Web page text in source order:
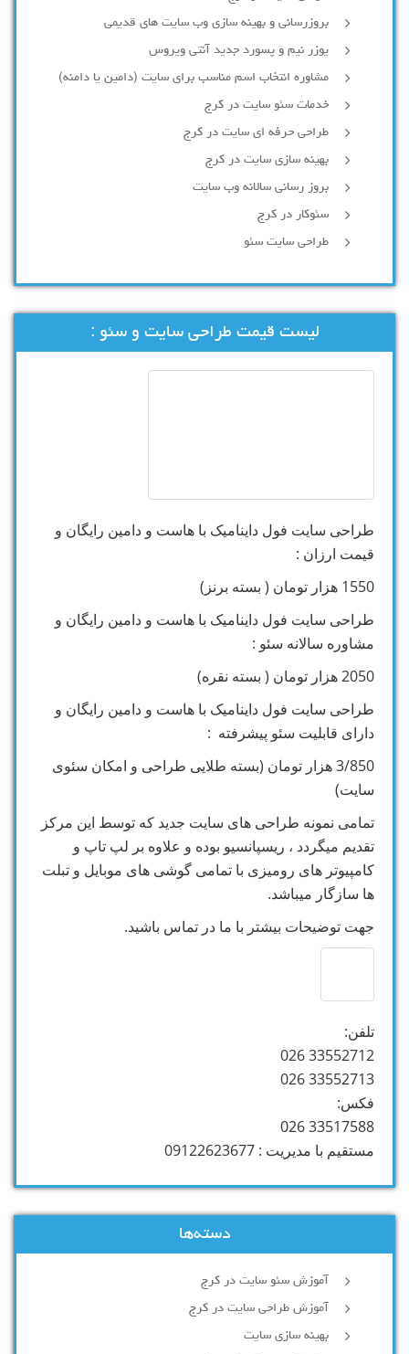
بروزرسانی و بهینه سازی وب سایت های قدیمی
یوزر نیم و پسورد جدید آنتی ویروس
مشاوره انتخاب اسم مناسب برای سایت (دامین یا دامنه)
خدمات سئو سایت در کرج
طراحی حرفه ای سایت در کرج
بهینه سازی سایت در کرج
بروز رسانی سالانه وب سایت
سئوکار در کرج
طراحی سایت سئو
لیست قیمت طراحی سایت و سئو :
طراحی سایت فول داینامیک با هاست و دامین رایگان و
قیمت ارزان :
1550 هزار تومان ( بسته برنز)
طراحی سایت فول داینامیک با هاست و دامین رایگان و
مشاوره سالانه سئو :
2050 هزار تومان ( بسته نقره)
طراحی سایت فول داینامیک با هاست و دامین رایگان و
دارای قابلیت سئو پیشرفته :
3/850 هزار تومان (بسته طلایی طراحی و امکان سئوی
سایت)
تمامی نمونه طراحی های سایت جدید که توسط این مرکز
تقدیم میگردد ، ریسپانسیو بوده و علاوه بر لپ تاپ و
کامپیوتر های رومیزی با تمامی گوشی های موبایل و تبلت
ها سازگار میباشد.
جهت توضیحات بیشتر با ما در تماس باشید.
تلفن:
33552712 026
33552713 026
فکس:
33517588 026
مستقیم با مدیریت : 09122623677
دسته‌ها
آموزش سئو سایت در کرج
آموزش طراحی سایت در کرج
بهینه سازی سایت